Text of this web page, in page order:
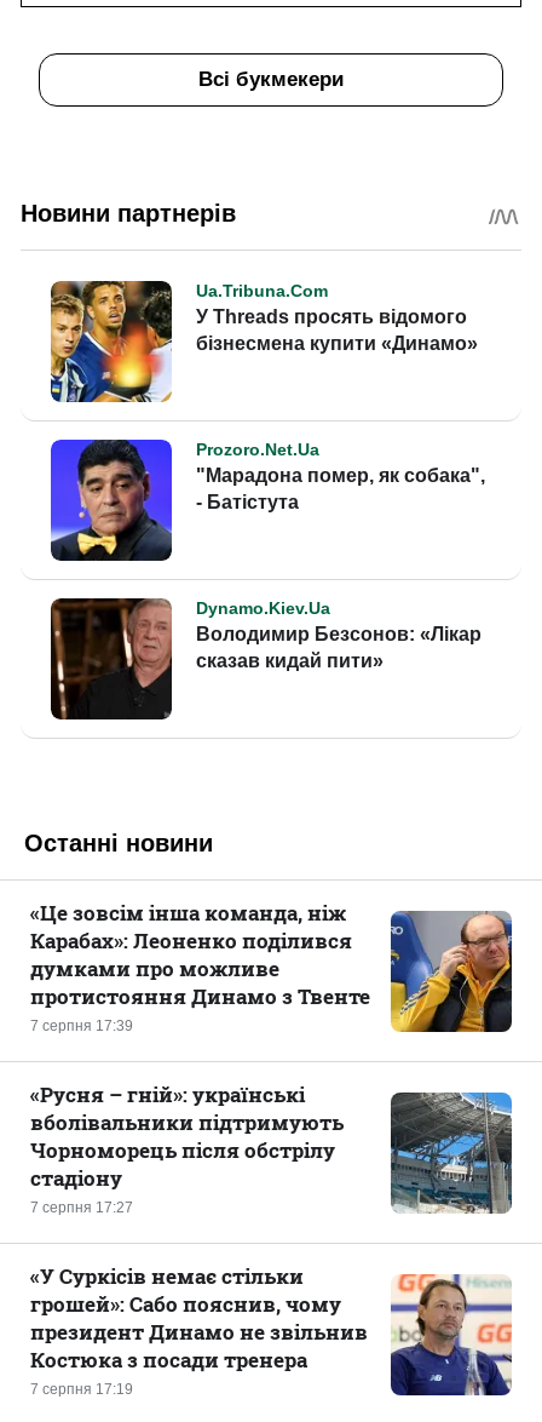
Всі букмекери
Останні новини
7 серпня 17:39
«Це зовсім інша команда, ніж
Карабах»: Леоненко поділився
думками про можливе
протистояння Динамо з Твенте
7 серпня 17:27
«Русня – гній»: українські
вболівальники підтримують
Чорноморець після обстрілу
стадіону
7 серпня 17:19
«У Суркісів немає стільки
грошей»: Сабо пояснив, чому
президент Динамо не звільнив
Костюка з посади тренера